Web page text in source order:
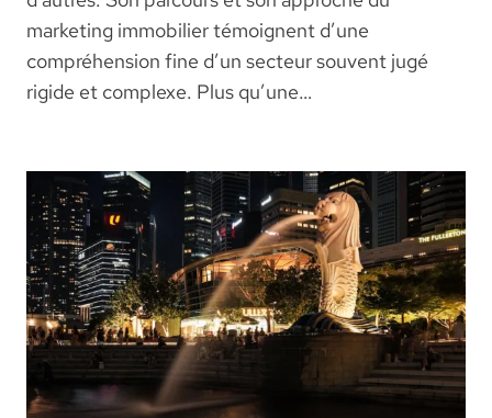
marketing immobilier témoignent d’une
compréhension fine d’un secteur souvent jugé
rigide et complexe. Plus qu’une…